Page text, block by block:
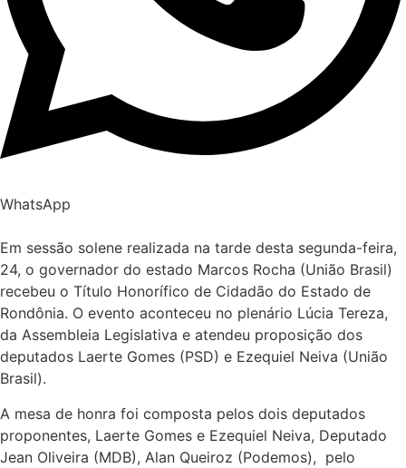
WhatsApp
Em sessão solene realizada na tarde desta segunda-feira,
24, o governador do estado Marcos Rocha (União Brasil)
recebeu o Título Honorífico de Cidadão do Estado de
Rondônia. O evento aconteceu no plenário Lúcia Tereza,
da Assembleia Legislativa e atendeu proposição dos
deputados Laerte Gomes (PSD) e Ezequiel Neiva (União
Brasil).
A mesa de honra foi composta pelos dois deputados
proponentes, Laerte Gomes e Ezequiel Neiva, Deputado
Jean Oliveira (MDB), Alan Queiroz (Podemos), pelo